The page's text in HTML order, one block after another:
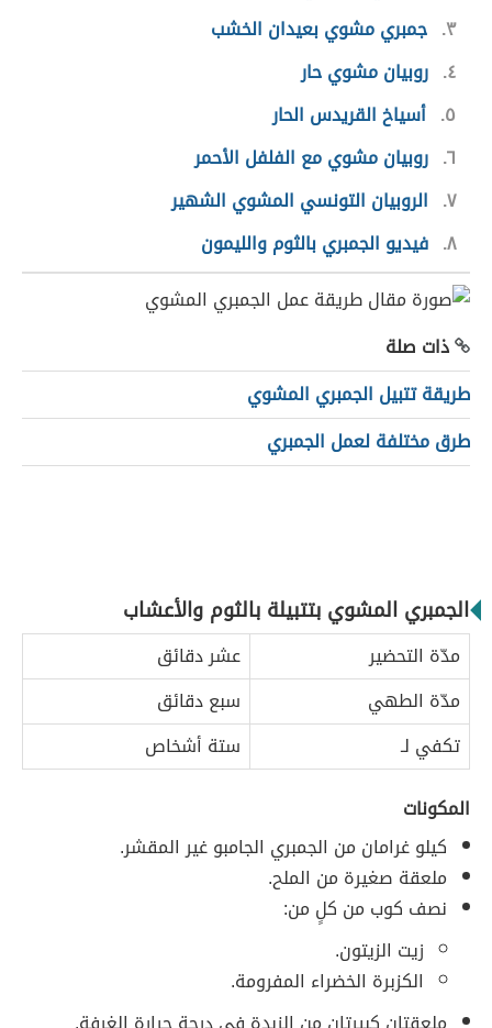
٣ جمبري مشوي بعيدان الخشب
٤ روبيان مشوي حار
٥ أسياخ القريدس الحار
٦ روبيان مشوي مع الفلفل الأحمر
٧ الروبيان التونسي المشوي الشهير
٨ فيديو الجمبري بالثوم والليمون
ذات صلة
طريقة تتبيل الجمبري المشوي
طرق مختلفة لعمل الجمبري
الجمبري المشوي بتتبيلة بالثوم والأعشاب
مدّة التحضير
عشر دقائق
مدّة الطهي
سبع دقائق
تكفي لـ
ستة أشخاص
المكونات
كيلو غرامان من الجمبري الجامبو غير المقشر.
ملعقة صغيرة من الملح.
نصف كوب من كلٍ من:
زيت الزيتون.
الكزبرة الخضراء المفرومة.